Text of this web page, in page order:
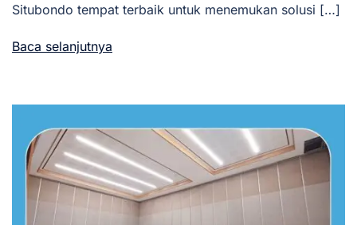
Situbondo tempat terbaik untuk menemukan solusi […]
Baca selanjutnya